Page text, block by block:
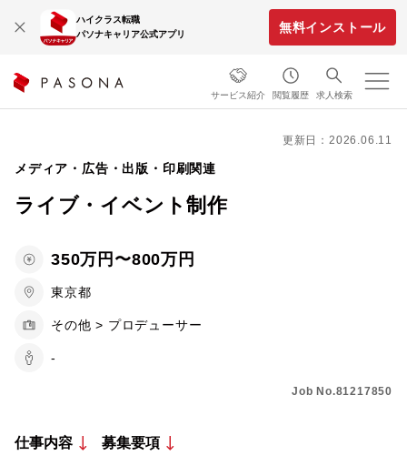
ハイクラス転職
パソナキャリア公式アプリ
無料インストール
サービス紹介 閲覧履歴 求人検索
更新日：2026.06.11
メディア・広告・出版・印刷関連
ライブ・イベント制作
350万円〜800万円
東京都
その他 > プロデューサー
-
Job No.81217850
仕事内容 募集要項